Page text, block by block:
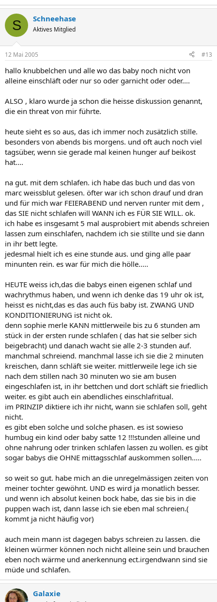
S Schneehase
Aktives Mitglied
12 Mai 2005 #13
hallo knubbelchen und alle wo das baby noch nicht von
alleine einschläft oder nur so oder garnicht oder oder....
ALSO , klaro wurde ja schon die heisse diskussion genannt,
die ein threat von mir führte.
heute sieht es so aus, das ich immer noch zusätzlich stille.
besonders von abends bis morgens. und oft auch noch viel
tagsüber, wenn sie gerade mal keinen hunger auf beikost
hat....
na gut. mit dem schlafen. ich habe das buch und das von
marc weissblut gelesen. öfter war ich schon drauf und dran
und für mich war FEIERABEND und nerven runter mit dem ,
das SIE nicht schlafen will WANN ich es FÜR SIE WILL. ok.
ich habe es insgesamt 5 mal ausprobiert mit abends schreien
lassen zum einschlafen, nachdem ich sie stillte und sie dann
in ihr bett legte.
jedesmal hielt ich es eine stunde aus. und ging alle paar
minunten rein. es war für mich die hölle.....
HEUTE weiss ich,das die babys einen eigenen schlaf und
wachrythmus haben, und wenn ich denke das 19 uhr ok ist,
heisst es nicht,das es das auch füs baby ist. ZWANG UND
KONDITIONIERUNG ist nicht ok.
denn sophie merle KANN mittlerweile bis zu 6 stunden am
stück in der ersten runde schlafen ( das hat sie selber sich
beigebracht) und danach wacht sie alle 2-3 stunden auf.
manchmal schreiend. manchmal lasse ich sie die 2 minuten
kreischen, dann schläft sie weiter. mittlerweile lege ich sie
nach dem stillen nach 30 minuten wo sie am busen
eingeschlafen ist, in ihr bettchen und dort schläft sie friedlich
weiter. es gibt auch ein abendliches einschlafritual.
im PRINZIP diktiere ich ihr nicht, wann sie schlafen soll, geht
nicht.
es gibt eben solche und solche phasen. es ist sowieso
humbug ein kind oder baby satte 12 !!!stunden alleine und
ohne nahrung oder trinken schlafen lassen zu wollen. es gibt
sogar babys die OHNE mittagsschlaf auskommen sollen.....
so weit so gut. habe mich an die unregelmässigen zeiten von
meiner tochter gewöhnt. UND es wird ja monatlich besser.
und wenn ich absolut keinen bock habe, das sie bis in die
puppen wach ist, dann lasse ich sie eben mal schreien.(
kommt ja nicht häufig vor)
auch mein mann ist dagegen babys schreien zu lassen. die
kleinen würmer können noch nicht alleine sein und brauchen
eben noch wärme und anerkennung ect.irgendwann sind sie
müde und schlafen.
Galaxie